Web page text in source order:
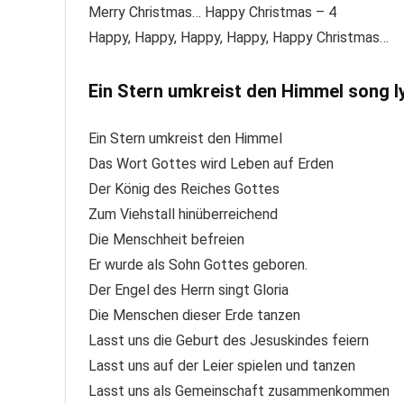
Merry Christmas… Happy Christmas – 4
Happy, Happy, Happy, Happy, Happy Christmas…
Ein Stern umkreist den Himmel song
Ein Stern umkreist den Himmel
Das Wort Gottes wird Leben auf Erden
Der König des Reiches Gottes
Zum Viehstall hinüberreichend
Die Menschheit befreien
Er wurde als Sohn Gottes geboren.
Der Engel des Herrn singt Gloria
Die Menschen dieser Erde tanzen
Lasst uns die Geburt des Jesuskindes feiern
Lasst uns auf der Leier spielen und tanzen
Lasst uns als Gemeinschaft zusammenkommen